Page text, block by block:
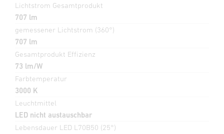
Lichtstrom Gesamtprodukt
707 lm
gemessener Lichtstrom (360°)
707 lm
Gesamtprodukt Effizienz
73 lm/W
Farbtemperatur
3000 K
Leuchtmittel
LED nicht austauschbar
Lebensdauer LED L70B50 (25°)